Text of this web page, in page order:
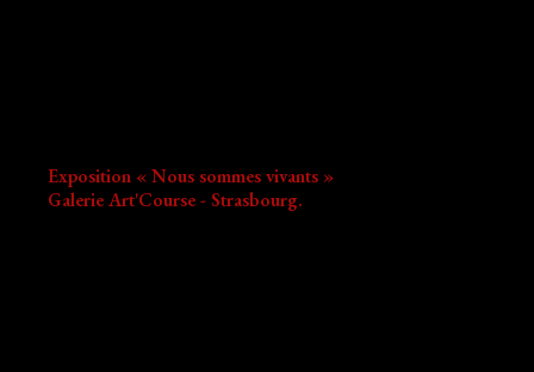
Exposition « Nous sommes vivants »
Galerie Art'Course - Strasbourg.